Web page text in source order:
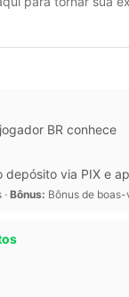
BR conhece
via PIX e
Bônus: Bônus de